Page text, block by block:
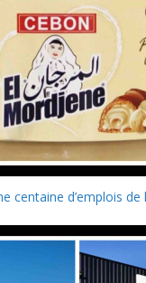
centaine d’emplois de